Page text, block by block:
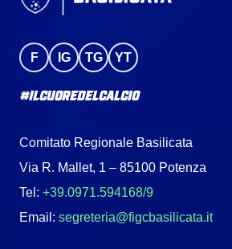
F IG TG YT
#IlCuoreDelCalcio
Comitato Regionale Basilicata
Via R. Mallet, 1 – 85100 Potenza
Tel: +39.0971.594168/9
Email: segreteria@figcbasilicata.it